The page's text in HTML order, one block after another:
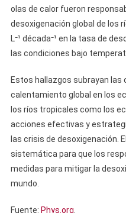
olas de calor fueron
desoxigenación global de los
L⁻¹ década⁻¹ en la tasa de
las condiciones bajo
Estos hallazgos subrayan las
calentamiento global en los
los ríos tropicales como los
acciones efectivas y
las crisis de desoxigenación.
sistemática para que los
medidas para mitigar la
mundo.
Fuente: Phys.org.